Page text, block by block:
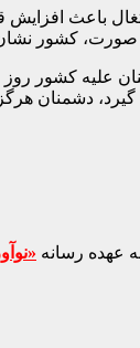
باعث
حتی در مقابل
دشمنان هرگز
عهده رسانه